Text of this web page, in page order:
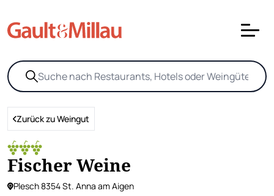
Zurück zu Weingut
Fischer Weine
Plesch 8354 St. Anna am Aigen